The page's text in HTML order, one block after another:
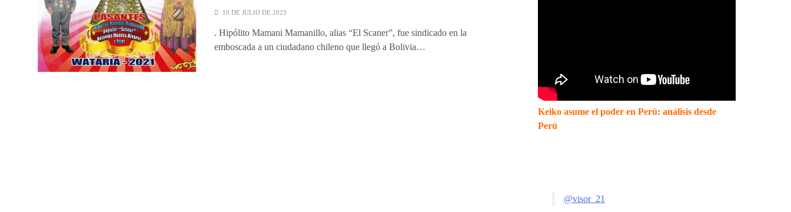
10 DE JULIO DE 2023
. Hipólito Mamani Mamanillo, alias “El Scaner”, fue sindicado en la
emboscada a un ciudadano chileno que llegó a Bolivia…
Keiko asume el poder en Perú: análisis desde
Perú
@visor_21